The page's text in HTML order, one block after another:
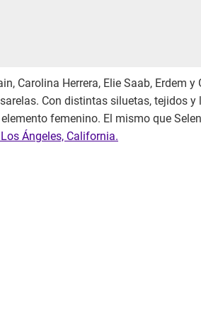
Carolina Herrera, Elie Saab, Erdem y
Con distintas siluetas, tejidos y
femenino. El mismo que
Ángeles, California.